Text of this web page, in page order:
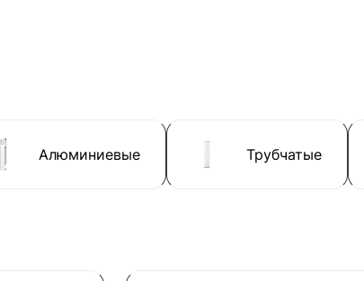
Алюминиевые Трубчатые